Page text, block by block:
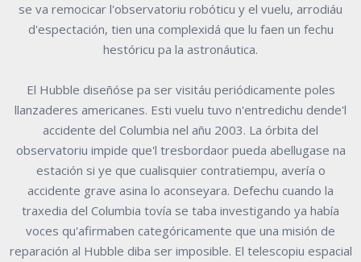
se va remocicar l'observatoriu robóticu y el vuelu, arrodiáu
d'espectación, tien una complexidá que lu faen un fechu
hestóricu pa la astronáutica.
El Hubble diseñóse pa ser visitáu periódicamente poles
llanzaderes americanes. Esti vuelu tuvo n'entredichu dende'l
accidente del Columbia nel añu 2003. La órbita del
observatoriu impide que'l tresbordaor pueda abellugase na
estación si ye que cualisquier contratiempu, avería o
accidente grave asina lo aconseyara. Defechu cuando la
traxedia del Columbia tovía se taba investigando ya había
voces qu'afirmaben categóricamente que una misión de
reparación al Hubble diba ser imposible. El telescopiu espacial